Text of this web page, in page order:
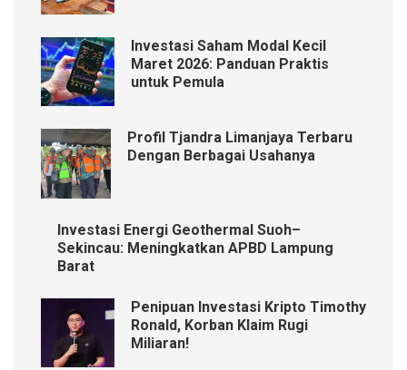
Investasi Saham Modal Kecil
Maret 2026: Panduan Praktis
untuk Pemula
Profil Tjandra Limanjaya Terbaru
Dengan Berbagai Usahanya
Investasi Energi Geothermal Suoh–
Sekincau: Meningkatkan APBD Lampung
Barat
Penipuan Investasi Kripto Timothy
Ronald, Korban Klaim Rugi
Miliaran!